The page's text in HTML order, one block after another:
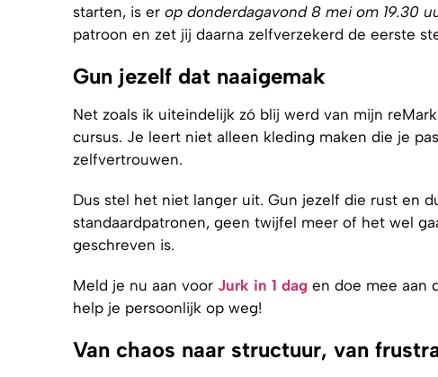
starten, is er op donderdagavond 8 mei om 19.30
patroon en zet jij daarna zelfverzekerd de eerste
Gun jezelf dat naaigemak
Net zoals ik uiteindelijk zó blij werd van mijn
cursus. Je leert niet alleen kleding maken die je
zelfvertrouwen.
Dus stel het niet langer uit. Gun jezelf die rust en
standaardpatronen, geen twijfel meer of het wel
geschreven is.
Meld je nu aan voor Jurk in 1 dagen doe mee aan
help je persoonlijk op weg!
Van chaos naar structuur, van